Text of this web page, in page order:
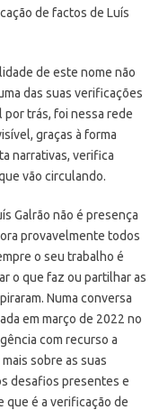
de factos de Luís
de este nome não
das suas verificações
trás, foi nessa rede
graças à forma
narrativas, verifica
vão circulando.
Galrão não é presença
provavelmente todos
o seu trabalho é
o que faz ou partilhar as
Numa conversa
em março de 2022 no
com recurso a
sobre as suas
desafios presentes e
é a verificação de